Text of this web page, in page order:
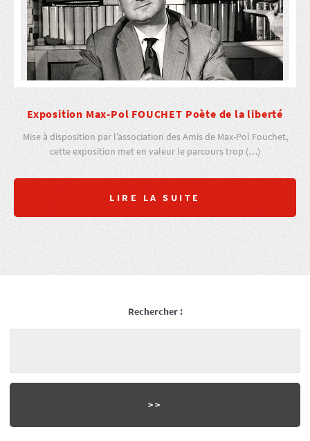
Exposition Max-Pol FOUCHET Poète de la liberté
Mise à disposition par l’association des Amis de Max-Pol Fouchet,
cette exposition met en valeur le parcours trop (…)
LIRE LA SUITE
Rechercher :